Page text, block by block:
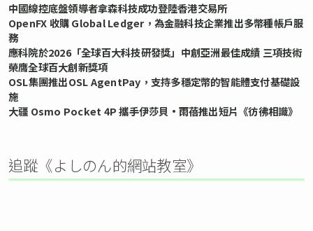
中國線控底盤領導者拿森科技成功登陸香港交易所
OpenFX 收購 Global Ledger，為金融科技企業推出多幣種帳戶服
務
應科院於2026「全球百大科技研發獎」中創亞洲最佳成績 三項技術
榮膺全球百大創新獎項
OSL集團推出OSL AgentPay，支持多穩定幣的智能體支付基礎設
施
大疆 Osmo Pocket 4P 攜手伊莎貝•雨蓓推出短片《彷彿相識》
追蹤《よしのん的網站教室》